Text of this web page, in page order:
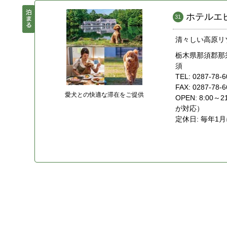
愛犬との快適な滞在をご提供
31 ホテルエ
清々しい高原
栃木県那須郡
須
TEL: 0287-78-
FAX: 0287-78-
OPEN: 8:00～
が対応）
定休日: 毎年1